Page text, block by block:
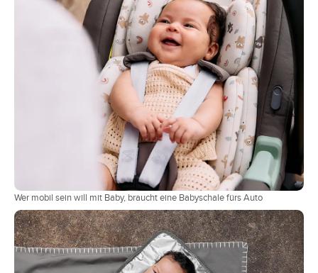
Wer mobil sein will mit Baby, braucht eine Babyschale fürs Auto